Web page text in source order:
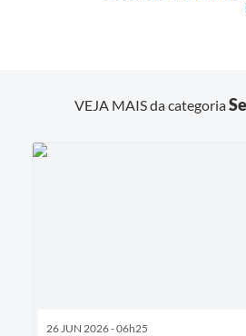
VEJA MAIS da categoria
26 JUN 2026 - 06h25